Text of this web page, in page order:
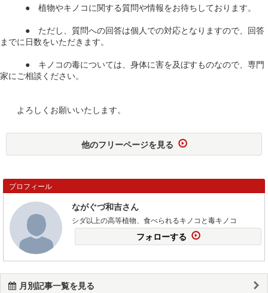
● 植物やキノコに関する質問や情報をお待ちしております。
● ただし、質問への回答は個人での対応となりますので、回答
までに日数をいただきます。
● キノコの毒については、身体に害を及ぼすものなので、専門
家にご相談ください。
よろしくお願いいたします。
他のフリーページを見る
プロフィール
ながぐづ和吉さん
シダ以上の高等植物、食べられるキノコと毒キノコ
フォローする
月別記事一覧を見る